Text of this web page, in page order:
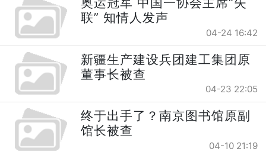
联” 知情人发声
04-24 16:42
新疆生产建设兵团建工集团原
董事长被查
04-23 22:05
终于出手了？南京图书馆原副
馆长被查
04-10 21:19